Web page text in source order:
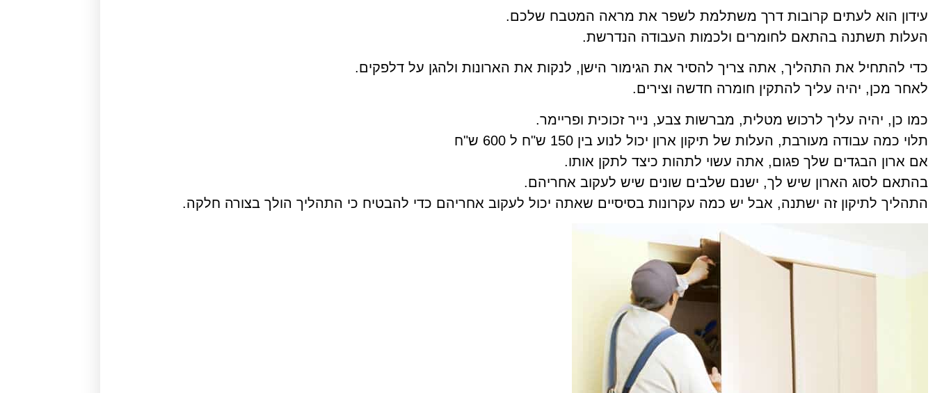
עידון הוא לעתים קרובות דרך משתלמת לשפר את מראה המטבח שלכם.
העלות תשתנה בהתאם לחומרים ולכמות העבודה הנדרשת.
כדי להתחיל את התהליך, אתה צריך להסיר את הגימור הישן, לנקות את הארונות ולהגן על דלפקים.
לאחר מכן, יהיה עליך להתקין חומרה חדשה וצירים.
כמו כן, יהיה עליך לרכוש מטלית, מברשות צבע, נייר זכוכית ופריימר.
תלוי כמה עבודה מעורבת, העלות של תיקון ארון יכול לנוע בין 150 ש"ח ל 600 ש"ח
אם ארון הבגדים שלך פגום, אתה עשוי לתהות כיצד לתקן אותו.
בהתאם לסוג הארון שיש לך, ישנם שלבים שונים שיש לעקוב אחריהם.
התהליך לתיקון זה ישתנה, אבל יש כמה עקרונות בסיסיים שאתה יכול לעקוב אחריהם כדי להבטיח כי התהליך הולך בצורה חלקה.